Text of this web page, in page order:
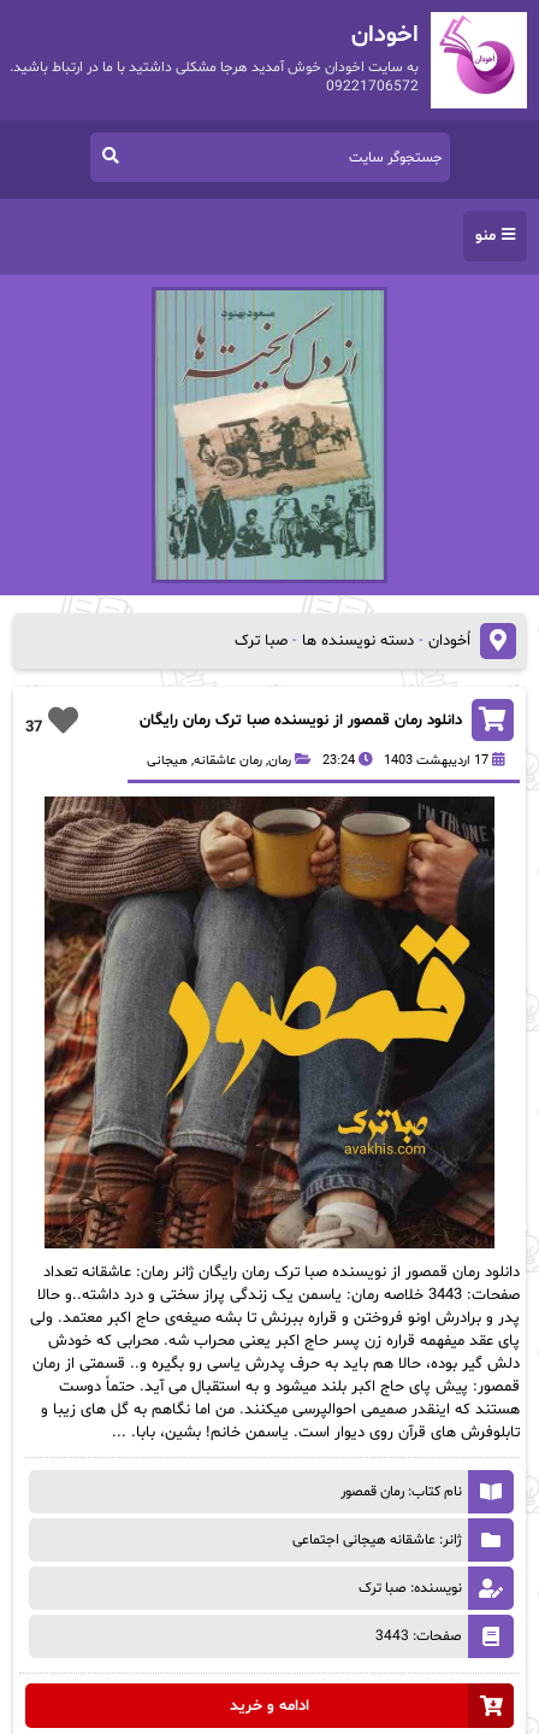
اخودان
به سایت اخودان خوش آمدید هرجا مشکلی داشتید با ما در ارتباط باشید.
09221706572
منو
اُخودان- دسته نویسنده ها - صبا ترک
37 دانلود رمان قمصور از نویسنده صبا ترک رمان رایگان
17 اردیبهشت 1403 23:24 رمان, رمان عاشقانه, هیجانی
دانلود رمان قمصور از نویسنده صبا ترک رمان رایگان ژانر رمان: عاشقانه تعداد
صفحات: 3443 خلاصه رمان: یاسمن یک زندگی پراز سختی و درد داشته..و حالا
پدر و برادرش اونو فروختن و قراره ببرنش تا بشه صیغه‌ی حاج اکبر معتمد. ولی
پای عقد میفهمه قراره زن پسر حاج اکبر یعنی محراب شه. محرابی که خودش
دلش گیر بوده، حالا هم باید به حرف پدرش یاسی رو بگیره و.. قسمتی از رمان
قمصور: پیش پای حاج اکبر بلند میشود و به استقبال می آید. حتماً دوست
هستند که اینقدر صمیمی احوالپرسی میکنند. من اما نگاهم به گل های زیبا و
تابلوفرش های قرآن روی دیوار است. یاسمن خانم! بشین، بابا. ...
نام کتاب: رمان قمصور
ژانر: عاشقانه هیجانی اجتماعی
نویسنده: صبا ترک
صفحات: 3443
ادامه و خرید